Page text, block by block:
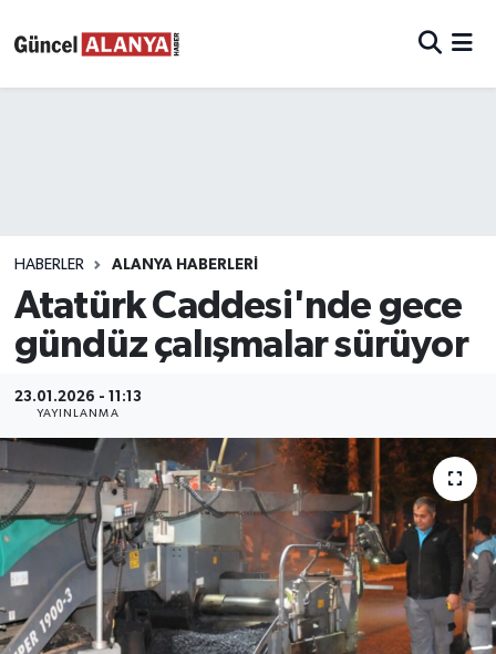
HABERLER ALANYA HABERLERİ
Atatürk Caddesi'nde gece
gündüz çalışmalar sürüyor
23.01.2026 - 11:13
YAYINLANMA